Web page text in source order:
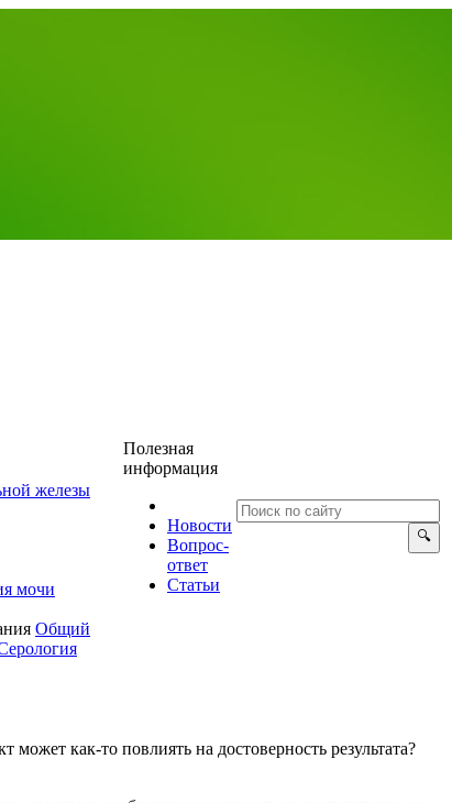
железы
мочи
Общий
Полезная
информация
Новости
опрос-
ответ
Статьи
как-то повлиять на достоверность результата?